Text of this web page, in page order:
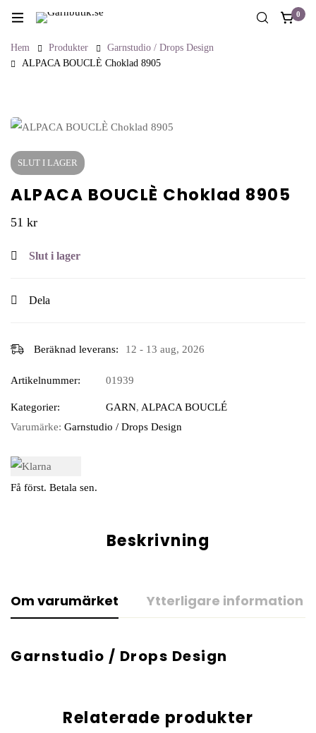
0
Hem Produkter
Garnstudio / Drops Design
ALPACA BOUCLÈ Choklad 8905
SLUT I LAGER
ALPACA BOUCLÈ Choklad 8905
51 kr
Slut i lager
Dela
Beräknad leverans: 12 - 13 aug, 2026
Artikelnummer: 01939
Kategorier: GARN, ALPACA BOUCLÉ
Varumärke: Garnstudio / Drops Design
Få först. Betala sen.
Beskrivning
Om varumärket Ytterligare information
Garnstudio / Drops Design
Relaterade produkter